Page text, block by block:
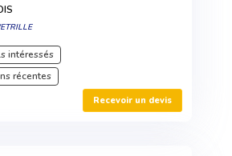
intéressés
récentes
Recevoir un devis